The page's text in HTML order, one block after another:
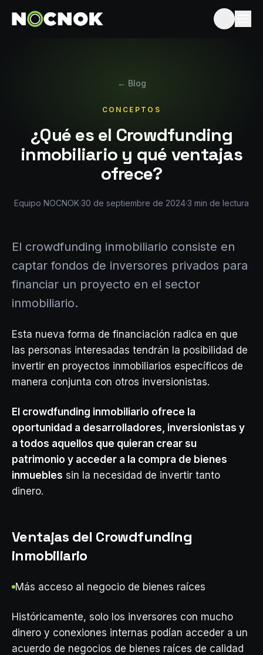
← Blog
CONCEPTOS
¿Qué es el Crowdfunding
inmobiliario y qué ventajas
ofrece?
Equipo NOCNOK·30 de septiembre de 2024·3 min de lectura
El crowdfunding inmobiliario consiste en
captar fondos de inversores privados para
financiar un proyecto en el sector
inmobiliario.
Esta nueva forma de financiación radica en que
las personas interesadas tendrán la posibilidad de
invertir en proyectos inmobiliarios específicos de
manera conjunta con otros inversionistas.
El crowdfunding inmobiliario ofrece la
oportunidad a desarrolladores, inversionistas y
a todos aquellos que quieran crear su
patrimonio y acceder a la compra de bienes
inmuebles sin la necesidad de invertir tanto
dinero.
Ventajas del Crowdfunding
inmobiliario
Más acceso al negocio de bienes raíces
Históricamente, solo los inversores con mucho
dinero y conexiones internas podían acceder a un
acuerdo de negocios de bienes raíces de calidad